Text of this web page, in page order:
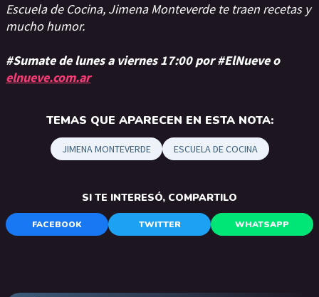
Escuela de Cocina, Jimena Monteverde te traen recetas y
mucho humor.
#Sumate de lunes a viernes 17:00 por #ElNueve o
elnueve.com.ar
TEMAS QUE APARECEN EN ESTA NOTA:
JIMENA MONTEVERDE ESCUELA DE COCINA
SI TE INTERESÓ, COMPARTILO
FACEBOOK TWITTER WHATSAPP